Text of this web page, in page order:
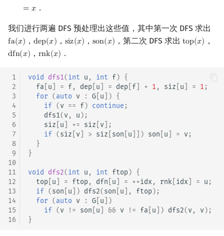
= 𝑥 ．
我们进行两遍 DFS 预处理出这些值，其中第一次 DFS 求出
fa(𝑥)
fa(x) ，dep(𝑥)
dep(x) ， siz(𝑥)
siz(x) ，son(𝑥)
son(x) ，第二次 DFS 求出 top(𝑥)
top(x) ，
dfn(𝑥)
dfn(x) ，rnk(𝑥)
rnk(x) ．
1
2
3
4
5
6
7
8
9
10
11
12
13
14
15
16
void dfs1(int u , int f) {
fa u = f, dep u = dep f + 1 , siz u = 1 ;
for (auto v : G u ]) {
if (v == f) continue ;
dfs1(v, u);
siz u += siz v ];
if (siz v > siz son u ]]) son u = v;
}
}
void dfs2(int u , int ftop) {
top u = ftop , dfn u = ++idx, rnk idx = u ;
if (son u ]) dfs2(son u ], ftop);
for (auto v : G u ])
if (v != son u && v != fa u ]) dfs2(v, v);
}